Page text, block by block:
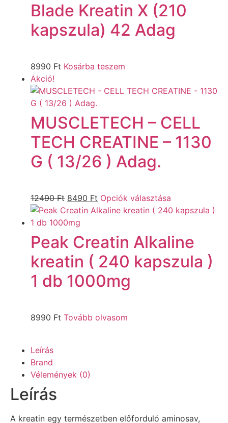
Blade Kreatin X (210
kapszula) 42 Adag
8990 Ft Kosárba teszem
Akció!
MUSCLETECH – CELL
TECH CREATINE – 1130
G ( 13/26 ) Adag.
12490Ft 8490 Ft Opciók választása
Peak Creatin Alkaline
kreatin ( 240 kapszula )
1 db 1000mg
8990 Ft Tovább olvasom
Leírás
Brand
Vélemények (0)
Leírás
A kreatin egy természetben előforduló aminosav,